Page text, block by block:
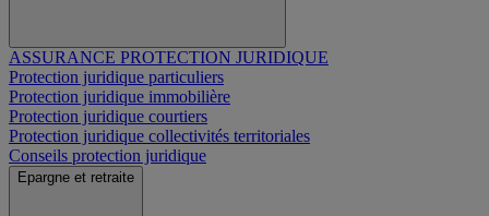
ASSURANCE PROTECTION JURIDIQUE
Protection juridique particuliers
Protection juridique immobilière
Protection juridique courtiers
Protection juridique collectivités territoriales
Conseils protection juridique
Epargne et retraite